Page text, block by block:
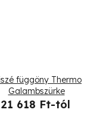
függöny Thermo
Galambszürke
21 618 Ft-tól